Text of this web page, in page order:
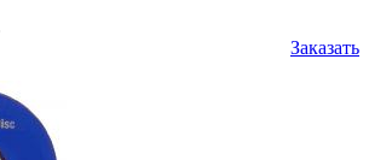
Заказать